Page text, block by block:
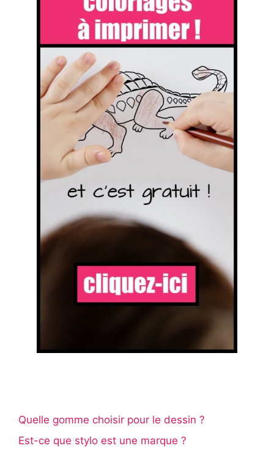
Quelle gomme choisir pour le dessin ?
Est-ce que stylo est une marque ?